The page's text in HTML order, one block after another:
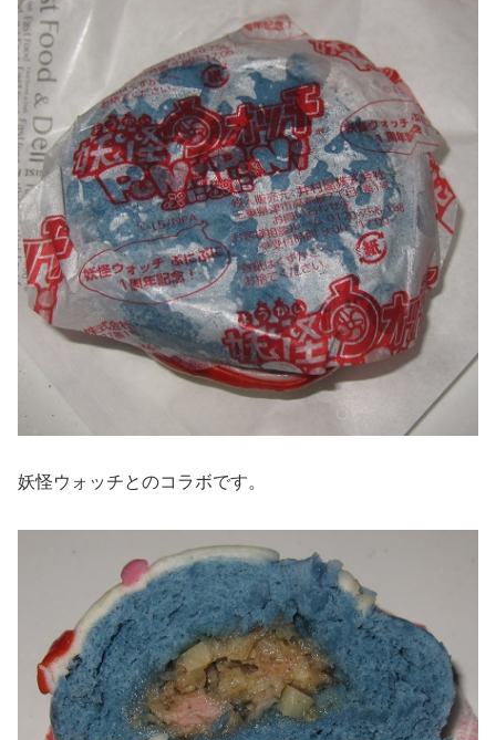
妖怪ウォッチとのコラボです。